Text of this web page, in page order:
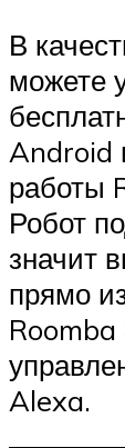
В
можете
Android
работы
Робот
значит
прямо
Roomba
Alexa.